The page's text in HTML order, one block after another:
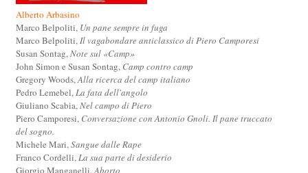
Alberto Arbasino
Marco Belpoliti, Un pane sempre in fuga
Marco Belpoliti,Il vagabondare anticlassico di Piero Camporesi
Susan Sontag,Note sul «Camp»
John Simon e Susan Sontag, Camp contro camp
Gregory Woods,Alla ricerca del camp italiano
Pedro Lemebel,La fata dell'angolo
Giuliano Scabia,Nel campo di Piero
Piero Camporesi, Conversazione con Antonio Gnoli. Il pane truccato
del sogno.
Michele Mari,Sangue dalle Rape
Franco Cordelli,La sua parte di desiderio
Giorgio Manganelli,Aborto